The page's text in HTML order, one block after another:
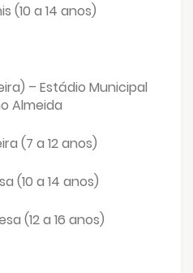
(10 a 14 anos)
– Estádio Municipal
Almeida
(7 a 12 anos)
(10 a 14 anos)
(12 a 16 anos)